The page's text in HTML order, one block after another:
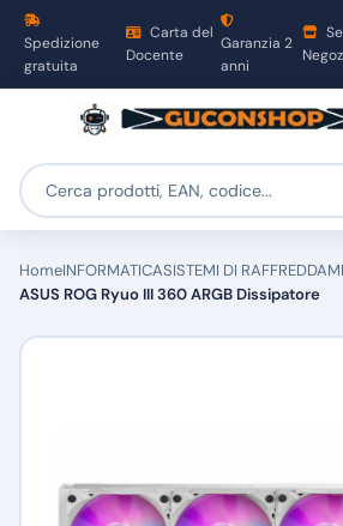
Spedizione
gratuita
Carta del
Docente
Garanzia 2
anni
HomeINFORMATICASISTEMI DI
ASUS ROG Ryuo III 360 ARGB Dissipatore